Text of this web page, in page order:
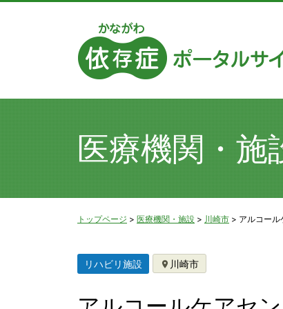
医療機関・施
トップページ > 医療機関・施設 > 川崎市 > アルコー
リハビリ施設 川崎市